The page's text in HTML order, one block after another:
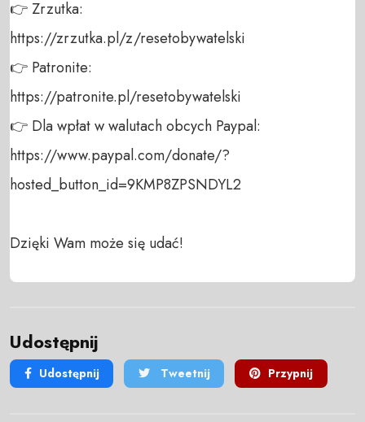
👉 Zrzutka:
https://zrzutka.pl/z/resetobywatelski
👉 Patronite:
https://patronite.pl/resetobywatelski
👉 Dla wpłat w walutach obcych Paypal:
https://www.paypal.com/donate/?
hosted_button_id=9KMP8ZPSNDYL2
Dzięki Wam może się udać!
Udostępnij
Udostępnij Tweetnij Przypnij